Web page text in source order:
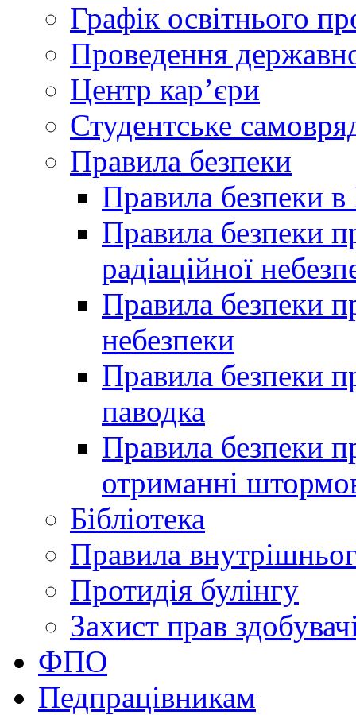
Графік освітнього
Проведення
Центр кар’єри
Студентське
Правила безпеки
Правила безпеки в
Правила безпеки
радіаційної
Правила безпеки
небезпеки
Правила безпеки
паводка
Правила безпеки
отриманні
Бібліотека
Правила
Протидія булінгу
Захист прав
ФПО
Педпрацівникам